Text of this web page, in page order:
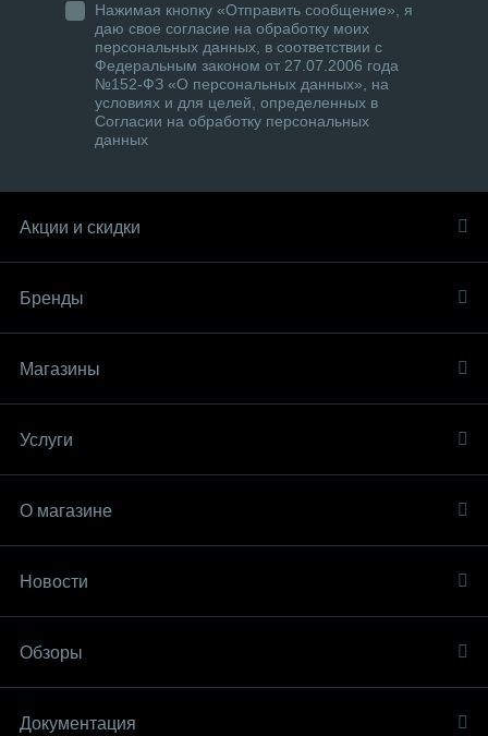
Нажимая кнопку «Отправить сообщение», я
даю свое согласие на обработку моих
персональных данных, в соответствии с
Федеральным законом от 27.07.2006 года
№152-ФЗ «О персональных данных», на
условиях и для целей, определенных в
Согласии на обработку персональных
данных
Акции и скидки
Бренды
Магазины
Услуги
О магазине
Новости
Обзоры
Документация